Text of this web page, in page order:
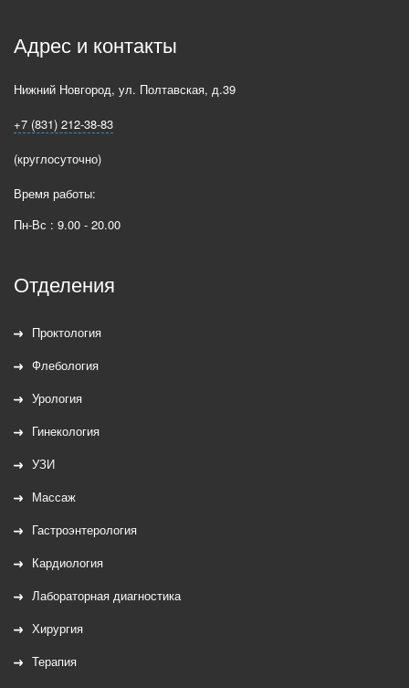
Адрес и контакты
Нижний Новгород, ул. Полтавская, д.39
+7 (831) 212-38-83
(круглосуточно)
Время работы:
Пн-Вс : 9.00 - 20.00
Отделения
Проктология
Флебология
Урология
Гинекология
УЗИ
Массаж
Гастроэнтерология
Кардиология
Лабораторная диагностика
Хирургия
Терапия